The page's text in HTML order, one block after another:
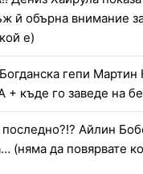
й обърна внимание
е)
гепи Мартин
къде го заведе на
Айлин
(няма да повярвате